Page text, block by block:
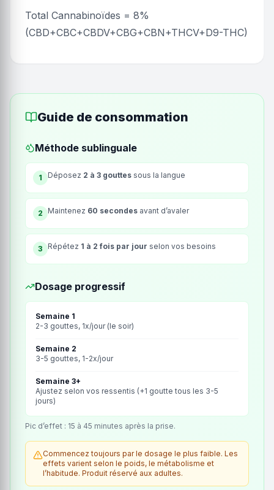
Total Cannabinoïdes = 8%
(CBD+CBC+CBDV+CBG+CBN+THCV+D9-THC)
Guide de consommation
Méthode sublinguale
1 Déposez 2 à 3 gouttes sous la langue
2 Maintenez 60 secondes avant d’avaler
3 Répétez 1 à 2 fois par jour selon vos besoins
Dosage progressif
Semaine 1
2-3 gouttes, 1x/jour (le soir)
Semaine 2
3-5 gouttes, 1-2x/jour
Semaine 3+
Ajustez selon vos ressentis (+1 goutte tous les 3-5
jours)
Pic d’effet : 15 à 45 minutes après la prise.
Commencez toujours par le dosage le plus faible. Les
effets varient selon le poids, le métabolisme et
l’habitude. Produit réservé aux adultes.